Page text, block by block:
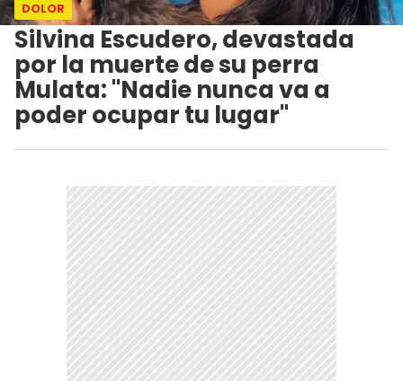
DOLOR
Silvina Escudero, devastada
por la muerte de su perra
Mulata: "Nadie nunca va a
poder ocupar tu lugar"